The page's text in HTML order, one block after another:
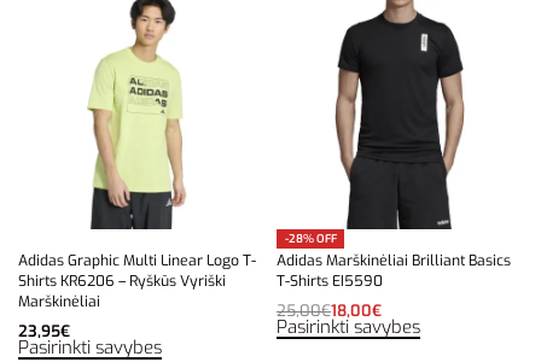
Adidas Graphic Multi Linear Logo T-
Shirts KR6206 – Ryškūs Vyriški
Marškinėliai
23,95€
Pasirinkti savybes
-28% OFF
Adidas Marškinėliai Brilliant Basics
T-Shirts EI5590
25,00€18,00€
Pasirinkti savybes